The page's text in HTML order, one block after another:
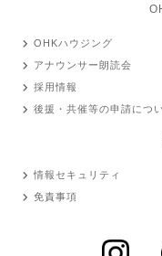
OHKハウジング
アナウンサー朗読会
採用情報
後援・共催等の申請につ
情報セキュリティ
免責事項